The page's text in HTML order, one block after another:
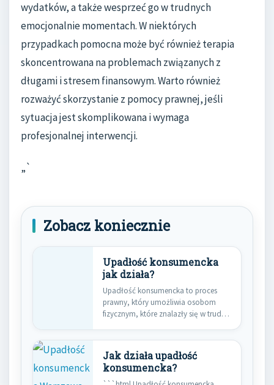
wydatków, a także wesprzeć go w trudnych
emocjonalnie momentach. W niektórych
przypadkach pomocna może być również terapia
skoncentrowana na problemach związanych z
długami i stresem finansowym. Warto również
rozważyć skorzystanie z pomocy prawnej, jeśli
sytuacja jest skomplikowana i wymaga
profesjonalnej interwencji.
„`
Zobacz koniecznie
Upadłość konsumencka
jak działa?
Upadłość konsumencka to proces
prawny, który umożliwia osobom
fizycznym, które znalazły się w trudnej
Jak działa upadłość
konsumencka?